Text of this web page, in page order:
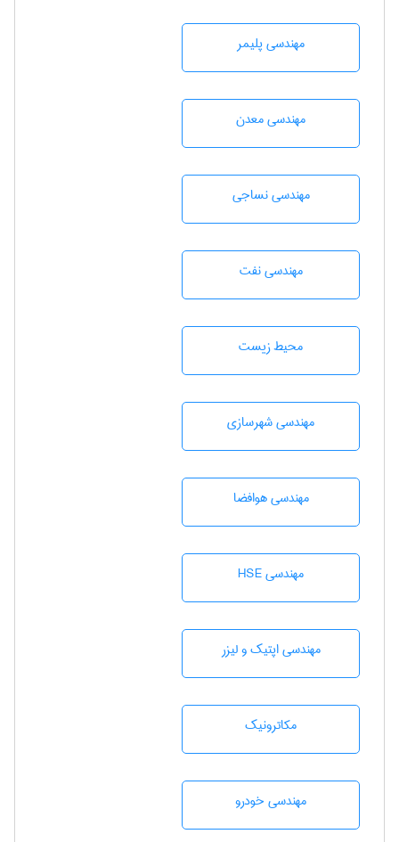
مهندسی پليمر
مهندسی معدن
مهندسي نساجی
مهندسی نفت
محيط زيست
مهندسی شهرسازی
مهندسی هوافضا
مهندسی HSE
مهندسی اپتیک و لیزر
مکاترونیک
مهندسی خودرو